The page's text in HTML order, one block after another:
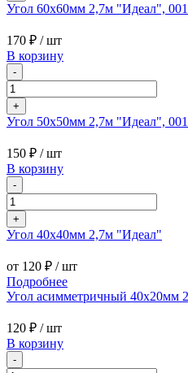
Угол 60х60мм 2,7м "Идеал",
170 ₽ / шт
В корзину
-
+
Угол 50х50мм 2,7м "Идеал",
150 ₽ / шт
В корзину
-
+
Угол 40х40мм 2,7м "Идеал"
от 120 ₽ / шт
Подробнее
Угол асимметричный 40х20мм
120 ₽ / шт
В корзину
-